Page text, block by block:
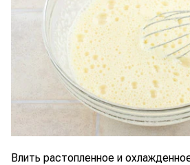
Влить растопленное и